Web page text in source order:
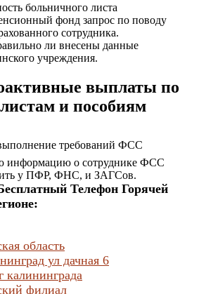
больничного листа
фонд запрос по поводу
сотрудника.
ли внесены данные
учреждения.
выплаты по
и пособиям
требований ФСС
информацию о сотруднике ФСС
у ПФР, ФНС, и ЗАГСов.
Телефон Горячей
область
ул дачная 6
калининграда
филиал